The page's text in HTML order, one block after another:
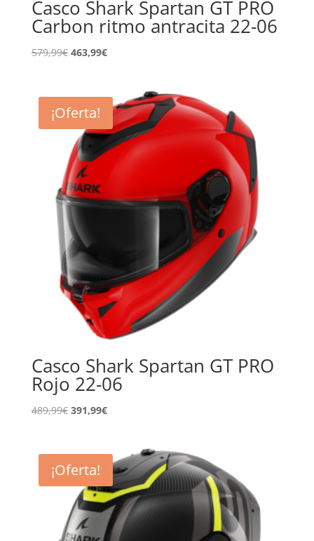
Casco Shark Spartan GT PRO
Carbon ritmo antracita 22-06
579,99€ El
era:
579,99€.
463,99€El
es:
463,99€.
¡Oferta!
Casco Shark Spartan GT PRO
Rojo 22-06
489,99€ El
era:
489,99€.
391,99€El
es:
391,99€.
¡Oferta!